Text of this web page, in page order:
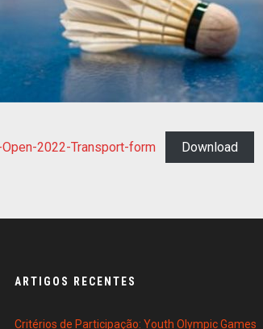
2022-Transport-form Download
ARTIGOS RECENTES
Critérios de Participação: Youth Olympic Games